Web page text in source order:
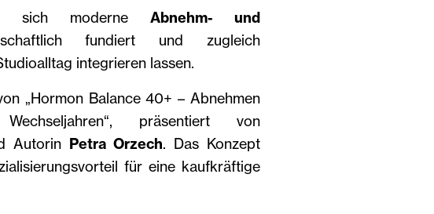
sich moderne Abnehm- und
fundiert und zugleich
integrieren lassen.
„Hormon Balance 40+ – Abnehmen
präsentiert von
Autorin Petra Orzech. Das Konzept
für eine kaufkräftige